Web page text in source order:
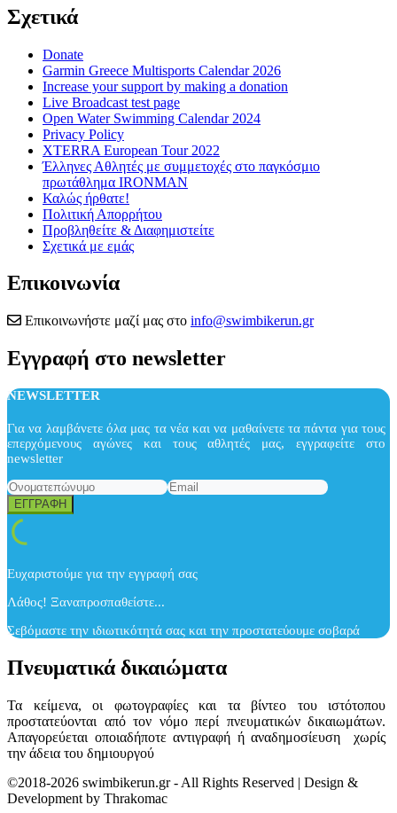
Σχετικά
Donate
Garmin Greece Multisports Calendar 2026
Increase your support by making a donation
Live Broadcast test page
Open Water Swimming Calendar 2024
Privacy Policy
XTERRA European Tour 2022
Έλληνες Αθλητές με συμμετοχές στο παγκόσμιο
πρωτάθλημα IRONMAN
Καλώς ήρθατε!
Πολιτική Απορρήτου
Προβληθείτε & Διαφημιστείτε
Σχετικά με εμάς
Επικοινωνία
Επικοινωνήστε μαζί μας στο info@swimbikerun.gr
Εγγραφή στο newsletter
NEWSLETTER
Για να λαμβάνετε όλα μας τα νέα και να μαθαίνετε τα πάντα για τους
επερχόμενους αγώνες και τους αθλητές μας, εγγραφείτε στο
newsletter
Ευχαριστούμε για την εγγραφή σας
Λάθος! Ξαναπροσπαθείστε...
Σεβόμαστε την ιδιωτικότητά σας και την προστατεύουμε σοβαρά
Πνευματικά δικαιώματα
Τα κείμενα, οι φωτογραφίες και τα βίντεο του ιστότοπου
προστατεύονται από τον νόμο περί πνευματικών δικαιωμάτων.
Απαγορεύεται οποιαδήποτε αντιγραφή ή αναδημοσίευση χωρίς
την άδεια του δημιουργού
©2018-2026 swimbikerun.gr - All Rights Reserved | Design &
Development by Thrakomac